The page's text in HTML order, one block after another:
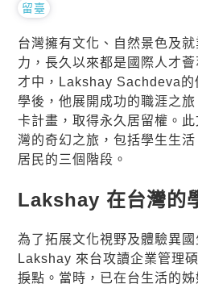
留臺
台灣擁有文化、自然景色及就
力，長久以來都是國際人才
才中，Lakshay Sachdeva的
學後，他展開成功的職涯之
卡計畫，取得永久居留權。
灣的奇幻之旅，包括學生生
居民的三個階段。
Lakshay 在台灣的
為了拓展文化視野及體驗異
Lakshay 來台攻讀企業管理
捩點。當時，已在台生活的